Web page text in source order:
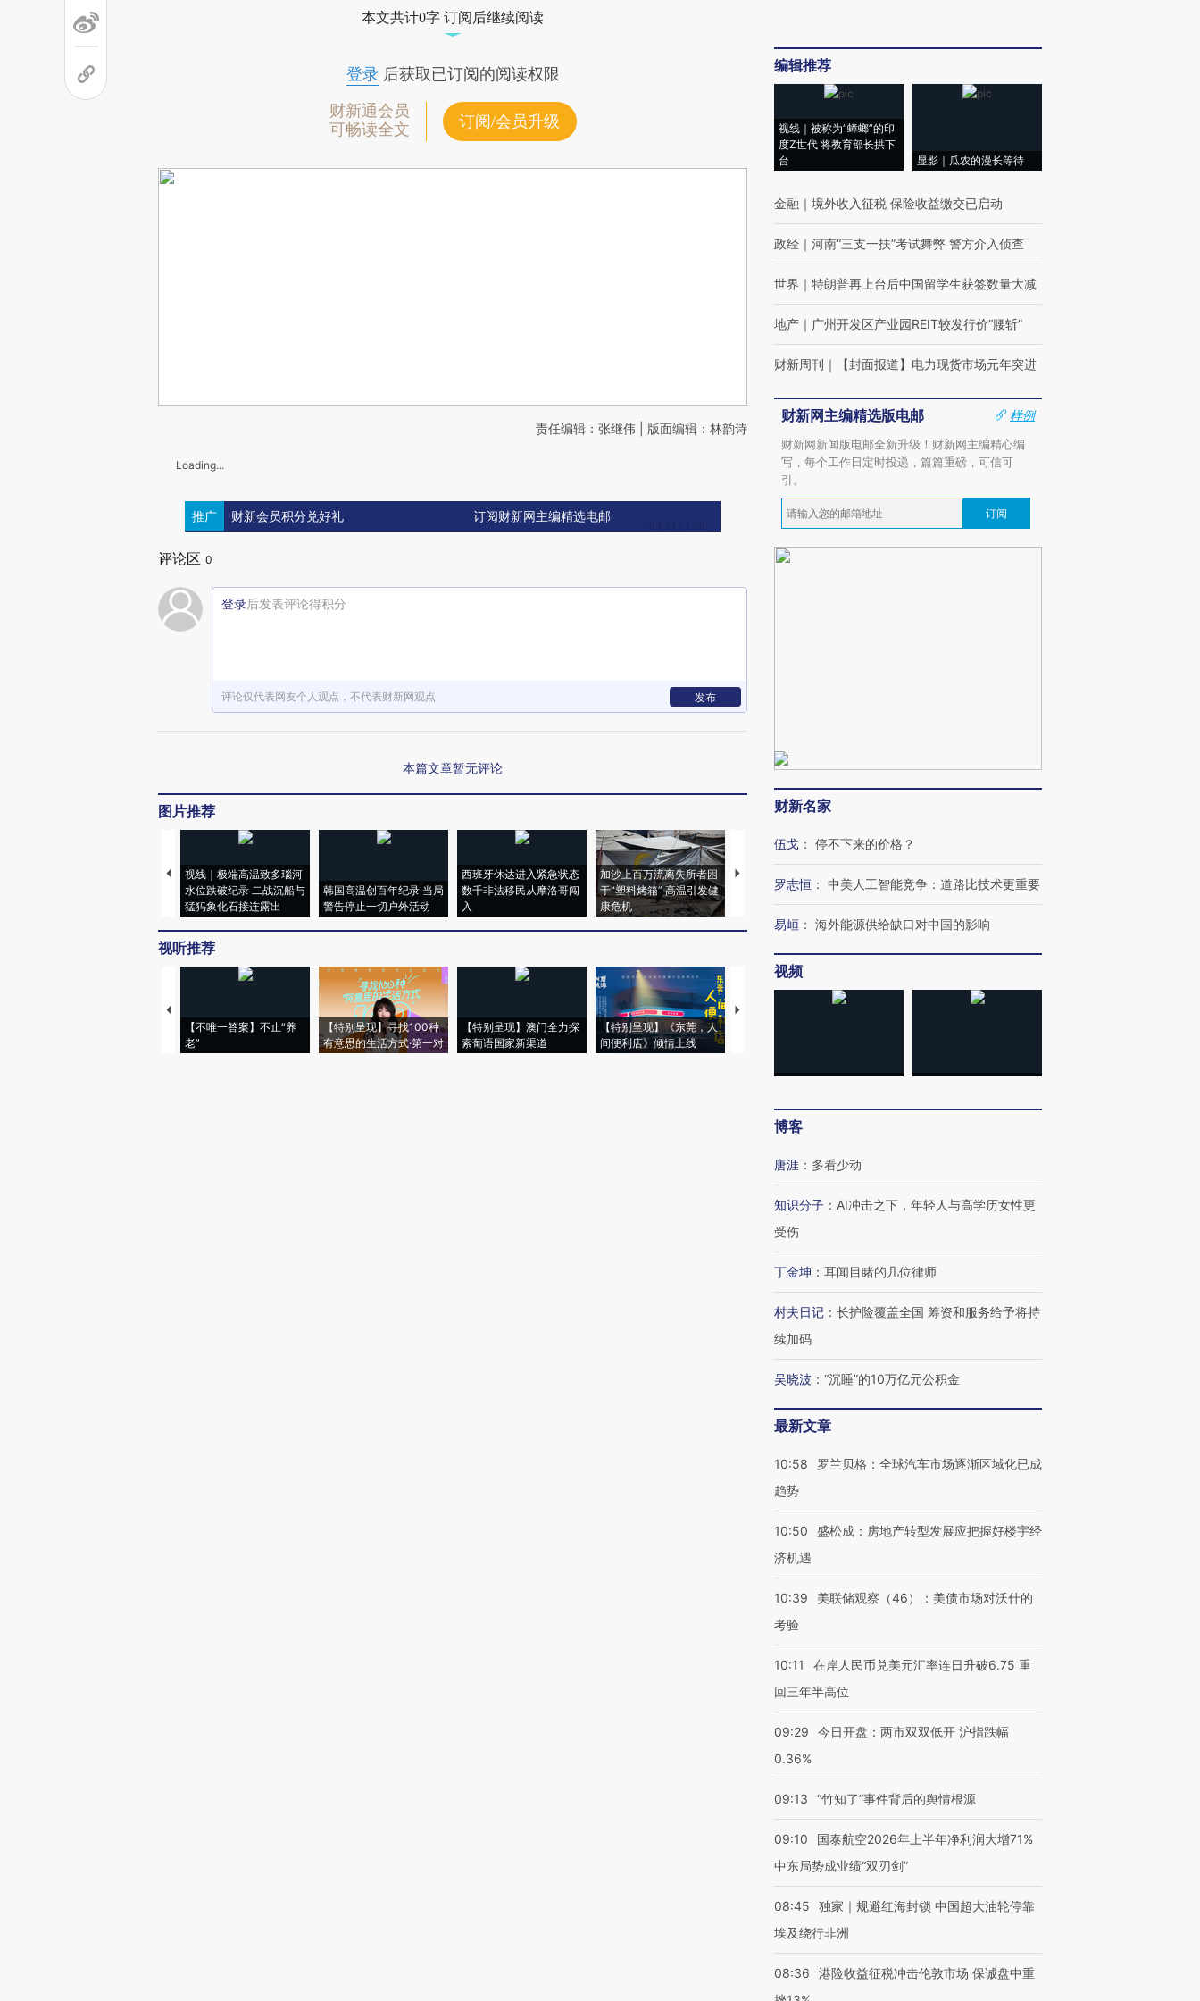
本文共计0字 订阅后继续阅读
登录后获取已订阅的阅读权限
财新通会员
可畅读全文
订阅/会员升级
责任编辑：张继伟 | 版面编辑：林韵诗
Loading...
推广 财新会员积分兑好礼 订阅财新网主编精选电邮
评论区 0
登录后发表评论得积分
评论仅代表网友个人观点，不代表财新网观点 发布
本篇文章暂无评论
图片推荐
视线｜极端高温致多瑙河
水位跌破纪录 二战沉船与
猛犸象化石接连露出
韩国高温创百年纪录 当局
警告停止一切户外活动
西班牙休达进入紧急状态
数千非法移民从摩洛哥闯
入
加沙上百万流离失所者困
于“塑料烤箱” 高温引发健
康危机
马航飞行员跨国走私7万
粒摇头丸 尿检体内含3种
泽连斯基密集出访美英 索
要防空导弹“救急”
秘鲁纳斯卡观光飞机坠毁
13人遇难
视听推荐
【不唯一答案】不止“养
老”
【特别呈现】寻找100种
有意思的生活方式·第一对
【特别呈现】澳门全力探
索葡语国家新渠道
【特别呈现】《东莞，人
间便利店》倾情上线
【推广】走进第四届链博
编辑推荐
视线｜被称为“蟑螂”的印
度Z世代 将教育部长拱下
台
显影｜瓜农的漫长等待
金融 ｜ 境外收入征税 保险收益缴交已启动
政经 ｜ 河南“三支一扶”考试舞弊 警方介入侦查
世界 ｜ 特朗普再上台后中国留学生获签数量大减
地产 ｜ 广州开发区产业园REIT较发行价“腰斩”
财新周刊 ｜ 【封面报道】电力现货市场元年突进
财新网主编精选版电邮
样例
财新网新闻版电邮全新升级！财新网主编精心编
写，每个工作日定时投递，篇篇重磅，可信可
引。
订阅
财新名家
伍戈 ： 停不下来的价格？
罗志恒 ： 中美人工智能竞争：道路比技术更重要
易峘 ： 海外能源供给缺口对中国的影响
视频
博客
唐涯 ： 多看少动
知识分子 ： AI冲击之下，年轻人与高学历女性更
受伤
丁金坤 ： 耳闻目睹的几位律师
村夫日记 ： 长护险覆盖全国 筹资和服务给予将持
续加码
吴晓波 ： “沉睡”的10万亿元公积金
最新文章
10:58
罗兰贝格：全球汽车市场逐渐区域化已成
趋势
10:50
盛松成：房地产转型发展应把握好楼宇经
济机遇
10:39
美联储观察（46）：美债市场对沃什的
考验
10:11
在岸人民币兑美元汇率连日升破6.75 重
回三年半高位
09:29
今日开盘：两市双双低开 沪指跌幅
0.36%
09:13 “竹知了”事件背后的舆情根源
09:10
国泰航空2026年上半年净利润大增71%
中东局势成业绩“双刃剑”
08:45
独家｜规避红海封锁 中国超大油轮停靠
埃及绕行非洲
08:36
港险收益征税冲击伦敦市场 保诚盘中重